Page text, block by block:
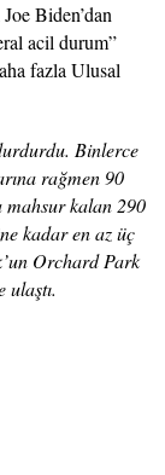
Biden’dan
acil durum”
fazla Ulusal
Binlerce
rağmen 90
kalan 290
kadar en az üç
Orchard Park
ulaştı.